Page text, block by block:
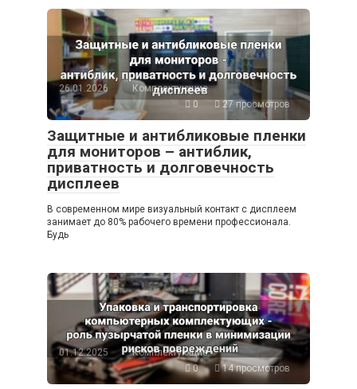
26.01.2026
Комплектующие
0
27 просмотров
Защитные и антибликовые пленки
для мониторов – антиблик,
приватность и долговечность
дисплеев
В современном мире визуальный контакт с дисплеем
занимает до 80% рабочего времени профессионала.
Будь
01.12.2025
Комплектующие
0
14 просмотров